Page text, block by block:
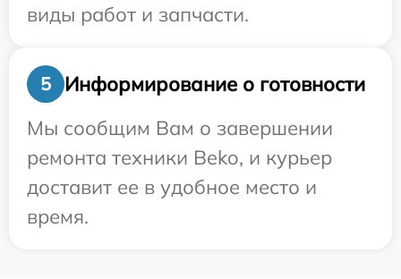
виды работ и запчасти.
5
Информирование о готовности
Мы сообщим Вам о завершении
ремонта техники Beko, и курьер
доставит ее в удобное место и
время.